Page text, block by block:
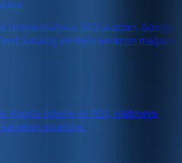
Online mağaza, SEO araçları, Google
katalog verisiyle senkron mağaza.
kapıda ödeme ve POS; işletmeye
siparişte.